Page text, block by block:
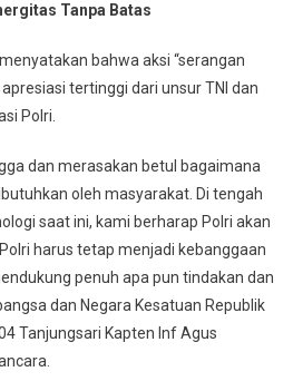
Tanpa Batas
bahwa aksi “serangan
tertinggi dari unsur TNI dan
Polri.
dan merasakan betul bagaimana
oleh masyarakat. Di tengah
saat ini, kami berharap Polri akan
harus tetap menjadi kebanggaan
penuh apa pun tindakan dan
dan Negara Kesatuan Republik
Tanjungsari Kapten Inf Agus